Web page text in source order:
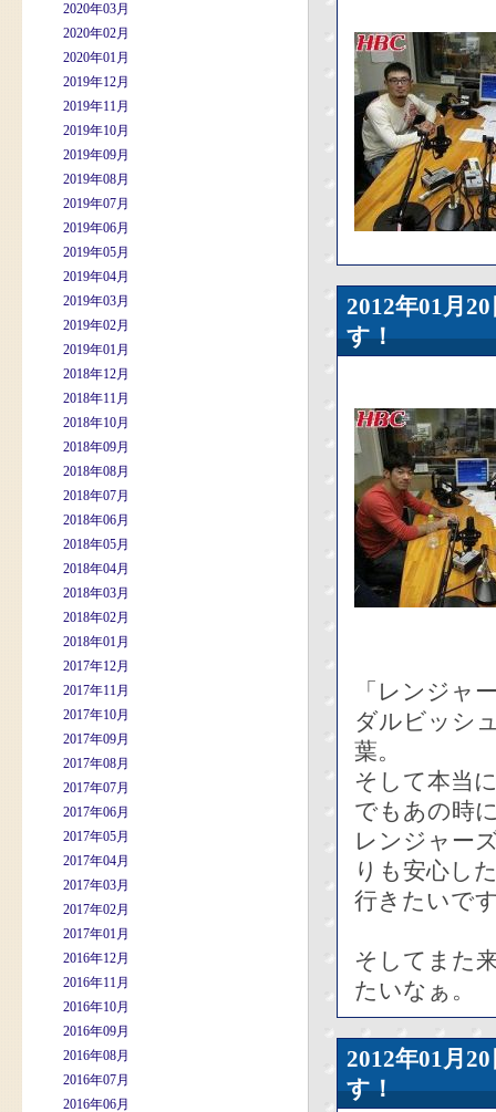
2020年03月
2020年02月
2020年01月
2019年12月
2019年11月
2019年10月
2019年09月
2019年08月
2019年07月
2019年06月
2019年05月
2019年04月
2019年03月
2019年02月
2019年01月
2018年12月
2018年11月
2018年10月
2018年09月
2018年08月
2018年07月
2018年06月
2018年05月
2018年04月
2018年03月
2018年02月
2018年01月
2017年12月
2017年11月
2017年10月
2017年09月
2017年08月
2017年07月
2017年06月
2017年05月
2017年04月
2017年03月
2017年02月
2017年01月
2016年12月
2016年11月
2016年10月
2016年09月
2016年08月
2016年07月
2016年06月
2012年01
す！
「レンジャ
ダルビッシ
葉。
そして本当
でもあの時
レンジャー
りも安心し
行きたいで
そしてまた
たいなぁ。
2012年01
す！